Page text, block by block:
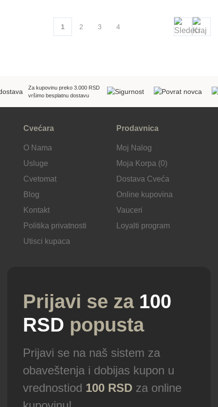
1 2 3 4
Za kupovinu preko 3.000 RSD
vršimo besplatnu dostavu
Cvećara
O Nama
Usluge
Cvetomat
Blog
Kontakt
Politika privatnosti
Utisci kupaca
Prodavnica
Moj Nalog
Moja Korpa (0)
Dostava Cveća
Online kupovina
Vauceri
Loyalti program
Prijavi se za 100
RSD popusta
Prijavi se na naš sistem za
obaveštenja i dobijas kupon u
vrednostiod 100 RSD za online